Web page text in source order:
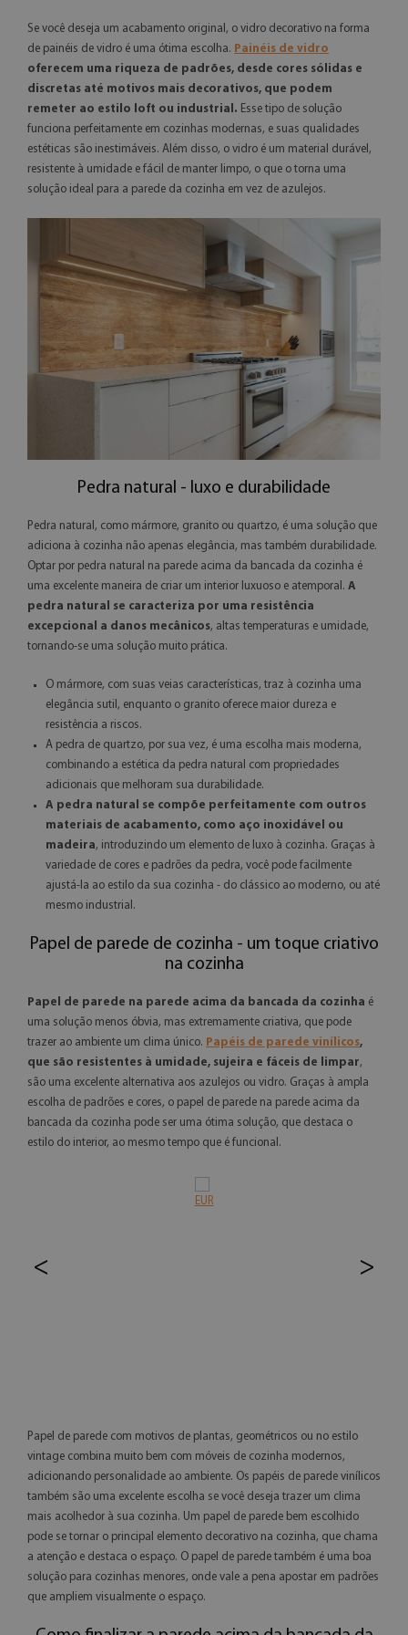
Se você deseja um acabamento original, o vidro decorativo na forma
de painéis de vidro é uma ótima escolha. Painéis de vidro
oferecem uma riqueza de padrões, desde cores sólidas e
discretas até motivos mais decorativos, que podem
remeter ao estilo loft ou industrial. Esse tipo de solução
funciona perfeitamente em cozinhas modernas, e suas qualidades
estéticas são inestimáveis. Além disso, o vidro é um material durável,
resistente à umidade e fácil de manter limpo, o que o torna uma
solução ideal para a parede da cozinha em vez de azulejos.
Pedra natural - luxo e durabilidade
Pedra natural, como mármore, granito ou quartzo, é uma solução que
adiciona à cozinha não apenas elegância, mas também durabilidade.
Optar por pedra natural na parede acima da bancada da cozinha é
uma excelente maneira de criar um interior luxuoso e atemporal. A
pedra natural se caracteriza por uma resistência
excepcional a danos mecânicos, altas temperaturas e umidade,
tornando-se uma solução muito prática.
O mármore, com suas veias características, traz à cozinha uma
elegância sutil, enquanto o granito oferece maior dureza e
resistência a riscos.
A pedra de quartzo, por sua vez, é uma escolha mais moderna,
combinando a estética da pedra natural com propriedades
adicionais que melhoram sua durabilidade.
A pedra natural se compõe perfeitamente com outros
materiais de acabamento, como aço inoxidável ou
madeira, introduzindo um elemento de luxo à cozinha. Graças à
variedade de cores e padrões da pedra, você pode facilmente
ajustá-la ao estilo da sua cozinha - do clássico ao moderno, ou até
mesmo industrial.
Papel de parede de cozinha - um toque criativo
na cozinha
Papel de parede na parede acima da bancada da cozinha é
uma solução menos óbvia, mas extremamente criativa, que pode
trazer ao ambiente um clima único. Papéis de parede vinílicos,
que são resistentes à umidade, sujeira e fáceis de limpar,
são uma excelente alternativa aos azulejos ou vidro. Graças à ampla
escolha de padrões e cores, o papel de parede na parede acima da
bancada da cozinha pode ser uma ótima solução, que destaca o
estilo do interior, ao mesmo tempo que é funcional.
EUR
< >
Papel de parede com motivos de plantas, geométricos ou no estilo
vintage combina muito bem com móveis de cozinha modernos,
adicionando personalidade ao ambiente. Os papéis de parede vinílicos
também são uma excelente escolha se você deseja trazer um clima
mais acolhedor à sua cozinha. Um papel de parede bem escolhido
pode se tornar o principal elemento decorativo na cozinha, que chama
a atenção e destaca o espaço. O papel de parede também é uma boa
solução para cozinhas menores, onde vale a pena apostar em padrões
que ampliem visualmente o espaço.